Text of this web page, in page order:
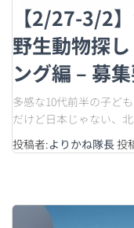
【2/27-3/2
野生動物探
ング編 – 募
多感な10代前半の子ど
だけど日本じゃない、
投稿者:よりかね隊長投